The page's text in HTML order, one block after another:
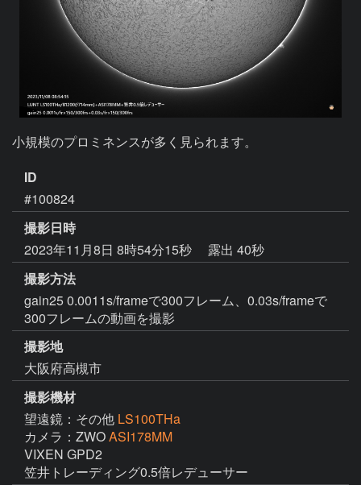
小規模のプロミネンスが多く見られます。
ID
#100824
撮影日時
2023年11月8日 8時54分15秒
露出 40秒
撮影方法
gain25 0.0011s/frameで300フレーム、0.03s/frameで
300フレームの動画を撮影
撮影地
大阪府高槻市
撮影機材
望遠鏡：その他 LS100THa
カメラ：ZWOASI178MM
VIXEN GPD2
笠井トレーディング0.5倍レデューサー